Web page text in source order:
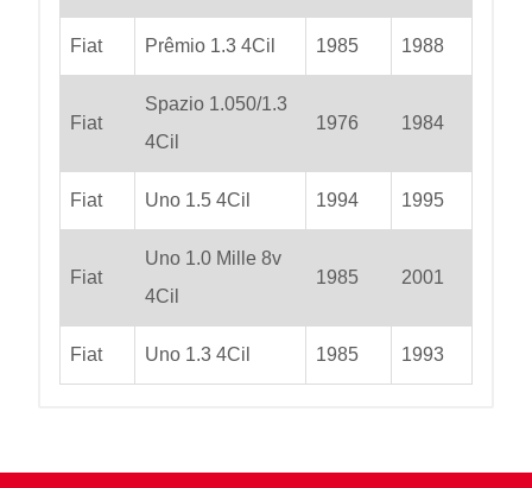
Fiat Prêmio 1.3 4Cil 1985 1988
Fiat
Spazio 1.050/1.3
4Cil
1976 1984
Fiat Uno 1.5 4Cil 1994 1995
Fiat
Uno 1.0 Mille 8v
4Cil
1985 2001
Fiat Uno 1.3 4Cil 1985 1993